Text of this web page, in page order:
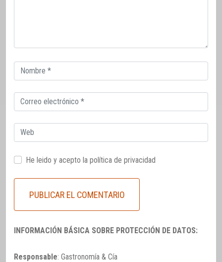
Correo
electrónico
Correo
electrónico
Web
He leido y acepto la política de privacidad
INFORMACIÓN BÁSICA SOBRE PROTECCIÓN DE DATOS:
Responsable: Gastronomía & Cía